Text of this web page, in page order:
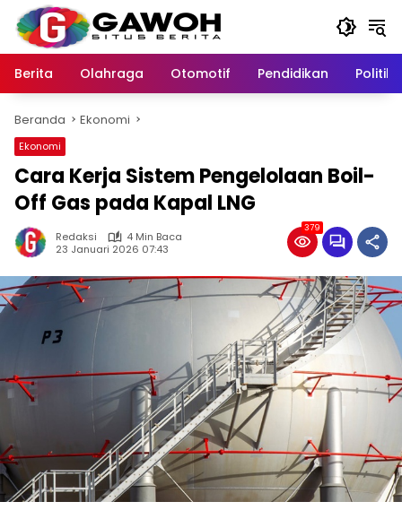
Langsung
konten
Berita
Olahraga Otomotif Pendidikan Politik
Beranda Ekonomi
Ekonomi
Cara Kerja Sistem Pengelolaan Boil-
Off Gas pada Kapal LNG
Redaksi
4 Min Baca
23 Januari 2026 07:43
379